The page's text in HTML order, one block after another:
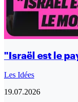
"Israël est le
Les Idées
19.07.2026